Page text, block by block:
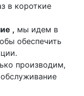
в короткие
, мы идем в
обеспечить
производим,